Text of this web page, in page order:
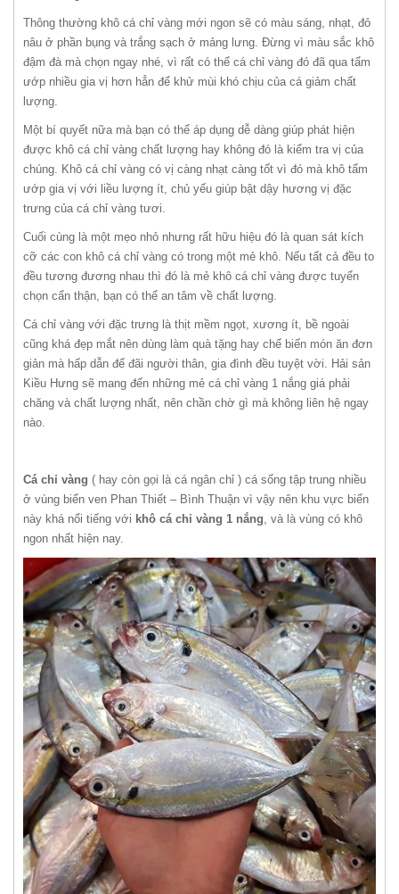
Thông thường khô cá chỉ vàng mới ngon sẽ có màu sáng, nhạt, đỏ
nâu ở phần bụng và trắng sạch ở mảng lưng. Đừng vì màu sắc khô
đậm đà mà chọn ngay nhé, vì rất có thể cá chỉ vàng đó đã qua tẩm
ướp nhiều gia vị hơn hẳn để khử mùi khó chịu của cá giảm chất
lượng.
Một bí quyết nữa mà bạn có thể áp dụng dễ dàng giúp phát hiện
được khô cá chỉ vàng chất lượng hay không đó là kiểm tra vị của
chúng. Khô cá chỉ vàng có vị càng nhạt càng tốt vì đó mà khô tẩm
ướp gia vị với liều lượng ít, chủ yếu giúp bật dậy hương vị đặc
trưng của cá chỉ vàng tươi.
Cuối cùng là một mẹo nhỏ nhưng rất hữu hiệu đó là quan sát kích
cỡ các con khô cá chỉ vàng có trong một mẻ khô. Nếu tất cả đều to
đều tương đương nhau thì đó là mẻ khô cá chỉ vàng được tuyển
chọn cẩn thận, bạn có thể an tâm về chất lượng.
Cá chỉ vàng với đặc trưng là thịt mềm ngọt, xương ít, bề ngoài
cũng khá đẹp mắt nên dùng làm quà tặng hay chế biến món ăn đơn
giản mà hấp dẫn để đãi người thân, gia đình đều tuyệt vời. Hải sản
Kiều Hưng sẽ mang đến những mẻ cá chỉ vàng 1 nắng giá phải
chăng và chất lượng nhất, nên chần chờ gì mà không liên hệ ngay
nào.
Cá chỉ vàng ( hay còn gọi là cá ngân chỉ ) cá sống tập trung nhiều
ở vùng biển ven Phan Thiết – Bình Thuận vì vậy nên khu vực biển
này khá nổi tiếng với khô cá chỉ vàng 1 nắng, và là vùng có khô
ngon nhất hiện nay.